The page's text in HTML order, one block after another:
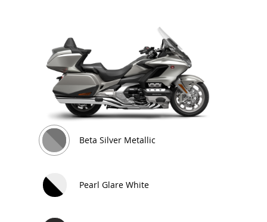
Beta Silver Metallic
Pearl Glare White